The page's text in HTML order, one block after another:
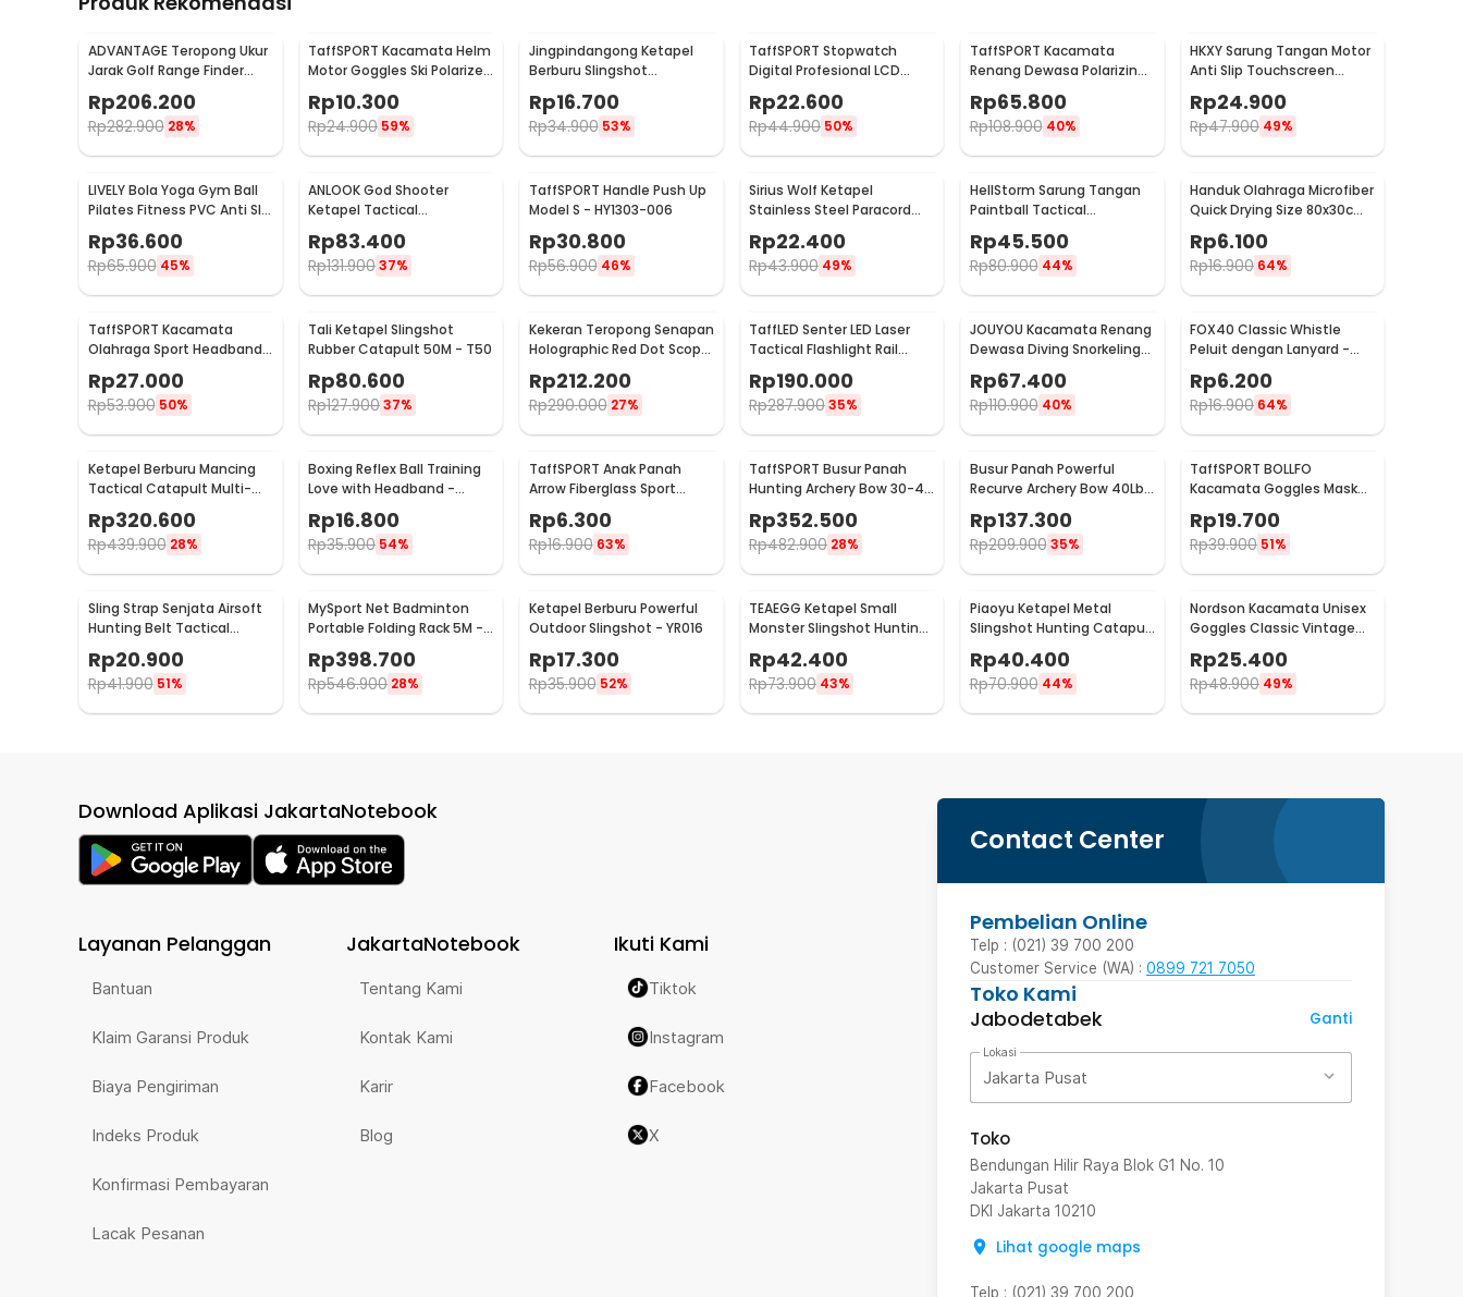
ADVANTAGE Teropong Ukur
Jarak Golf Range Finder
Digital 7x18 - AD-964
Rp206.200
Rp282.900 28%
TaffSPORT Kacamata Helm
Motor Goggles Ski Polarized
UV400 Windproof - X400
Rp10.300
Rp24.900 59%
Jingpindangong Ketapel
Berburu Slingshot
Aluminium Alloy - OD-014
Rp16.700
Rp34.900 53%
TaffSPORT Stopwatch
Digital Profesional LCD
dengan Strap - ZSD-808
Rp22.600
Rp44.900 50%
TaffSPORT Kacamata
Renang Dewasa Polarizing
Anti Fog UV Protection -
GOG-3610
Rp65.800
Rp108.900 40%
HKXY Sarung Tangan Motor
Anti Slip Touchscreen
Rp24.900
Rp47.900 49%
LIVELY Bola Yoga Gym Ball
Pilates Fitness PVC Anti Slip
55cm
Rp36.600
Rp65.900 45%
ANLOOK God Shooter
Ketapel Tactical
Aluminium - TLZ-001
Rp83.400
Rp131.90037%
TaffSPORT Handle Push Up
Model S - HY1303-006
Rp30.800
Rp56.900 46%
Sirius Wolf Ketapel
Stainless Steel Paracord
GJ049
Rp22.400
Rp43.900 49%
HellStorm Sarung Tangan
Paintball Tactical
HS210
Rp45.500
Rp80.900 44%
Handuk Olahraga Microfiber
Quick Drying Size 80x30cm
- S-50
Rp6.100
Rp16.900 64%
TaffSPORT Kacamata
Olahraga Sport Headband
Rp27.000
Rp53.900 50%
Tali Ketapel Slingshot
Rubber Catapult 50M - T50
Rp80.600
Rp127.90037%
Kekeran Teropong Senapan
Holographic Red Dot Scope
Rp212.200
Rp290.000 27%
TaffLED Senter LED Laser
Tactical Flashlight Rail
Rp190.000
Rp287.90035%
JOUYOU Kacamata Renang
Dewasa Diving Snorkeling
Anti Fog UV Protection -
E0735
Rp67.400
Rp110.900 40%
FOX40 Classic Whistle
Peluit dengan Lanyard -
CMG04
Rp6.200
Rp16.900 64%
Ketapel Berburu Mancing
Tactical Catapult Multi-
shot - KMSS
Rp320.600
Rp439.900 28%
Boxing Reflex Ball Training
Love with Headband -
HC408
Rp16.800
Rp35.900 54%
TaffSPORT Anak Panah
Arrow Fiberglass Sport
Equipment Spine 800 1 PCS
- JH813
Rp6.300
Rp16.900 63%
TaffSPORT Busur Panah
Hunting Archery Bow 30-45
LB - SA
Rp352.500
Rp482.900 28%
Busur Panah Powerful
Recurve Archery Bow 40Lbs
- 36215
Rp137.300
Rp209.900 35%
TaffSPORT BOLLFO
Kacamata Goggles Mask
MT-04
Rp19.700
Rp39.900 51%
Sling Strap Senjata Airsoft
Hunting Belt Tactical
Rp20.900
Rp41.900 51%
MySport Net Badminton
Portable Folding Rack 5M -
T300
Rp398.700
Rp546.900 28%
Ketapel Berburu Powerful
Outdoor Slingshot - YR016
Rp17.300
Rp35.900 52%
TEAEGG Ketapel Small
Monster Slingshot Hunting
Rp42.400
Rp73.900 43%
Piaoyu Ketapel Metal
Slingshot Hunting Catapult
Rp40.400
Rp70.900 44%
Nordson Kacamata Unisex
Goggles Classic Vintage
ND1008
Rp25.400
Rp48.900 49%
Contact Center
Pembelian Online
Telp : (021) 39 700 200
Customer Service (WA) : 0899 721 7050
Toko Kami
Jabodetabek
Ganti
Lokasi
Jakarta Pusat
Toko
Bendungan Hilir Raya Blok G1 No. 10
Jakarta Pusat
DKI Jakarta 10210
Lihat google maps
Telp : (021) 39 700 200
Download Aplikasi JakartaNotebook
Layanan Pelanggan
Bantuan
Klaim Garansi Produk
Biaya Pengiriman
Indeks Produk
Konfirmasi Pembayaran
Lacak Pesanan
JakartaNotebook
Tentang Kami
Kontak Kami
Karir
Blog
Ikuti Kami
Tiktok
Instagram
Facebook
X